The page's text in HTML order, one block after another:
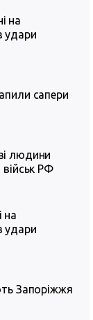
на
удари
сапери
людини
військ РФ
на
удари
Запоріжжя